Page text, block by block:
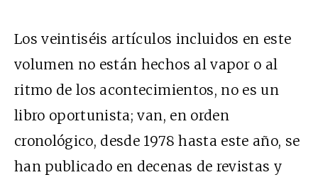
Los veintiséis artículos incluidos en este
volumen no están hechos al vapor o al
ritmo de los acontecimientos, no es un
libro oportunista; van, en orden
cronológico, desde 1978 hasta este año, se
han publicado en decenas de revistas y